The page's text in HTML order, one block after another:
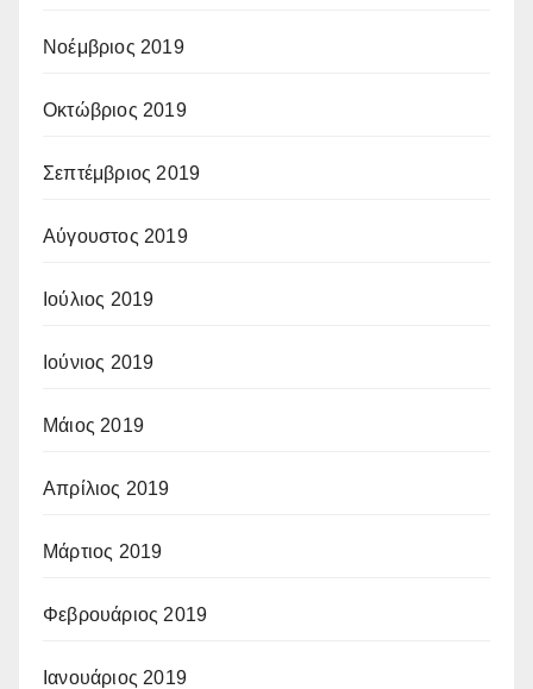
Νοέμβριος 2019
Οκτώβριος 2019
Σεπτέμβριος 2019
Αύγουστος 2019
Ιούλιος 2019
Ιούνιος 2019
Μάιος 2019
Απρίλιος 2019
Μάρτιος 2019
Φεβρουάριος 2019
Ιανουάριος 2019